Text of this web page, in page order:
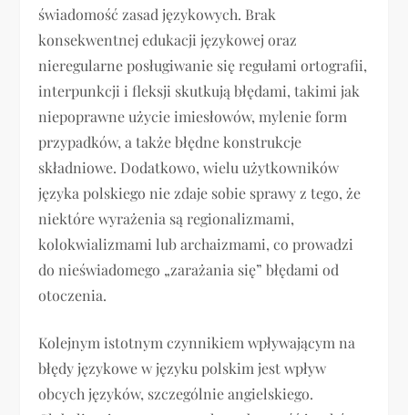
świadomość zasad językowych. Brak
konsekwentnej edukacji językowej oraz
nieregularne posługiwanie się regułami ortografii,
interpunkcji i fleksji skutkują błędami, takimi jak
niepoprawne użycie imiesłowów, mylenie form
przypadków, a także błędne konstrukcje
składniowe. Dodatkowo, wielu użytkowników
języka polskiego nie zdaje sobie sprawy z tego, że
niektóre wyrażenia są regionalizmami,
kolokwializmami lub archaizmami, co prowadzi
do nieświadomego „zarażania się” błędami od
otoczenia.
Kolejnym istotnym czynnikiem wpływającym na
błędy językowe w języku polskim jest wpływ
obcych języków, szczególnie angielskiego.